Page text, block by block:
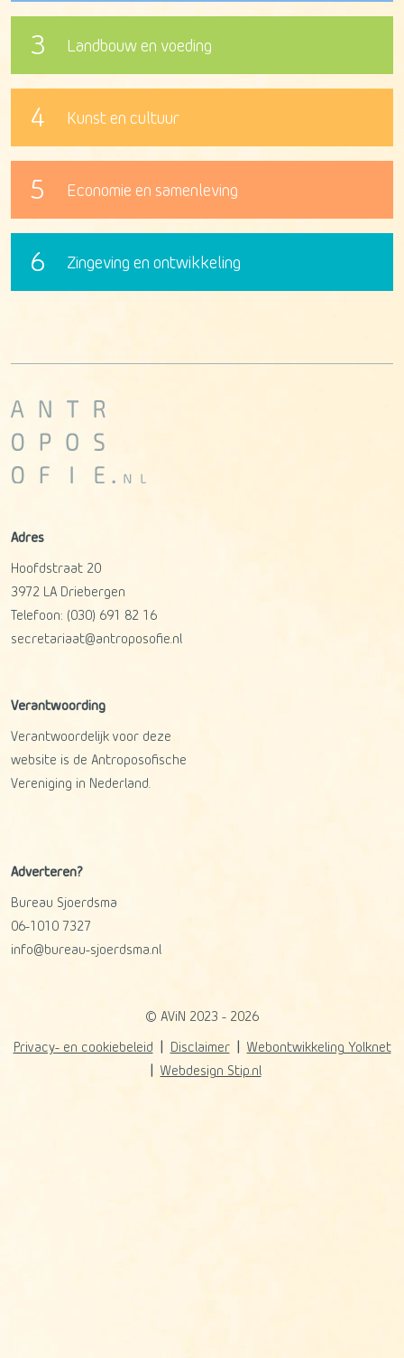
3 Landbouw en voeding
4 Kunst en cultuur
5 Economie en samenleving
6 Zingeving en ontwikkeling
Adres
Hoofdstraat 20
3972 LA
Driebergen
Telefoon: (030) 691 82 16
secretariaat@antroposofie.nl
Verantwoording
Verantwoordelijk voor deze
website is de Antroposofische
Vereniging in Nederland.
Adverteren?
Bureau Sjoerdsma
06-1010 7327
info@bureau-sjoerdsma.nl
© AViN 2023 - 2026
Privacy- en cookiebeleid Disclaimer
Webontwikkeling Yolknet
Webdesign Stip.nl